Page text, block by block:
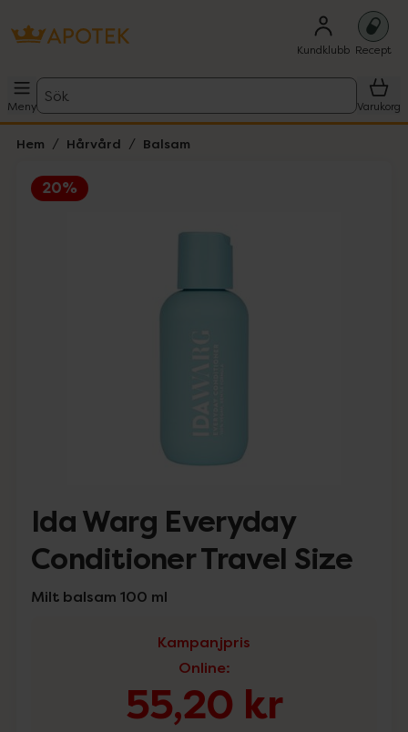
Kundklubb Recept
Meny
Sök
Varukorg
Hem Hårvård Balsam
20%
Lista: . Innehåller 1 objekt.
Ida Warg Everyday
Conditioner Travel Size
Milt balsam 100 ml
Kampanjpris
Online:
55,20 kr